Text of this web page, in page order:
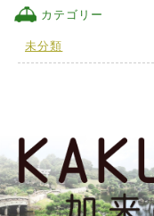
カテゴリー
未分類